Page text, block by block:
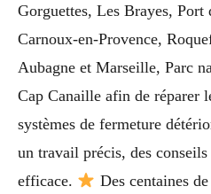
Gorguettes, Les Brayes, Port
Carnoux-en-Provence,
Aubagne et Marseille, Parc
Cap Canaille afin de réparer
systèmes de fermeture
un travail précis, des
efficace.
Des centaines